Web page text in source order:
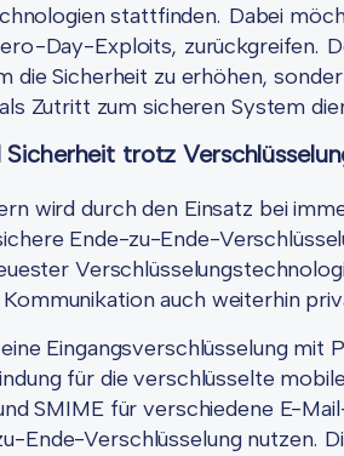
stattfinden. Dabei
Day-Exploits, zurückgreifen.
die Sicherheit zu erhöhen,
Zutritt zum sicheren System
trotz
wird durch den Einsatz bei
Ende-zu-Ende-
auch weiterhin
Eingangsverschlüsselung mit
für die verschlüsselte
SMIME für verschiedene E-
Ende-Verschlüsselung nutzen.